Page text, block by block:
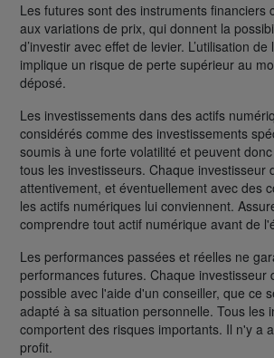
Les futures sont des instruments financiers
aux variations de prix, qui donnent la
d’investir avec effet de levier. L’utilisation de
implique un risque de perte supérieur au
déposé.
Les investissements dans des actifs
considérés comme des investissements
soumis à une forte volatilité et peuvent
tous les investisseurs. Chaque investisseur
attentivement, et éventuellement avec des
les actifs numériques lui conviennent.
comprendre tout actif numérique avant de
Les performances passées et réelles ne
performances futures. Chaque investisseur
possible avec l'aide d'un conseiller, que ce
adapté à sa situation personnelle. Tous les
comportent des risques importants. Il n'y a
profit.